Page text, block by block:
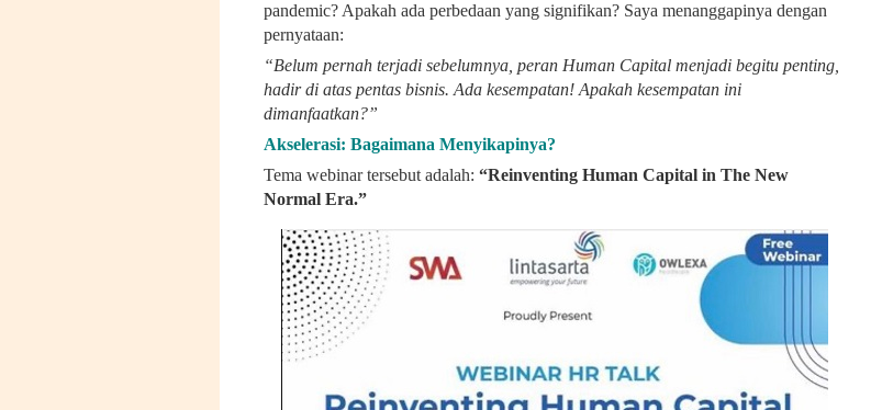
pandemic? Apakah ada perbedaan yang signifikan? Saya menanggapinya dengan
pernyataan:
“Belum pernah terjadi sebelumnya, peran Human Capital menjadi begitu penting,
hadir di atas pentas bisnis. Ada kesempatan! Apakah kesempatan ini
dimanfaatkan?”
Akselerasi: Bagaimana Menyikapinya?
Tema webinar tersebut adalah: “Reinventing Human Capital in The New
Normal Era.”